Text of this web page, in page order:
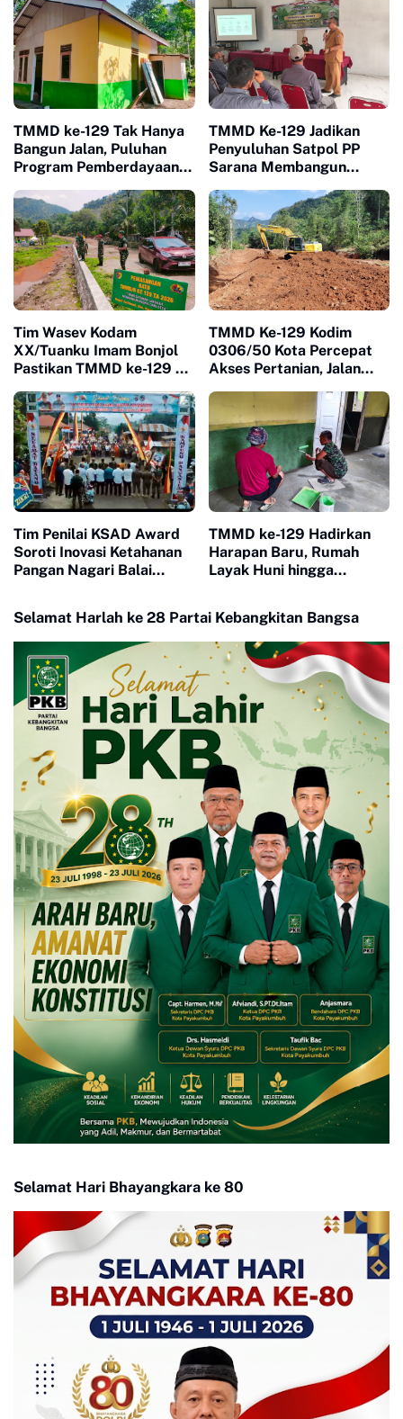
TMMD ke-129 Tak Hanya
Bangun Jalan, Puluhan
Program Pemberdayaan
di Buluh Kasok
TMMD Ke-129 Jadikan
Penyuluhan Satpol PP
Sarana Membangun
Ketertiban
Tim Wasev Kodam
XX/Tuanku Imam Bonjol
Pastikan TMMD ke-129 di
Sasaran dan Berkualitas
TMMD Ke-129 Kodim
0306/50 Kota Percepat
Akses Pertanian, Jalan
Limapuluh Kota
Tim Penilai KSAD Award
Soroti Inovasi Ketahanan
Pangan Nagari Balai
TMMD ke-129 Hadirkan
Harapan Baru, Rumah
Layak Huni hingga
Kasok
Selamat Harlah ke 28 Partai Kebangkitan Bangsa
Selamat Hari Bhayangkara ke 80